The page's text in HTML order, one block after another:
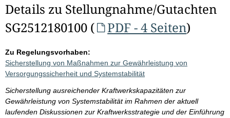
Details zu Stellungnahme/Gutachten
SG2512180100 (
PDF - 4 Seiten)
Zu Regelungsvorhaben:
Sicherstellung von Maßnahmen zur Gewährleistung von
Versorgungssicherheit und Systemstabilität
Sicherstellung ausreichender Kraftwerkskapazitäten zur
Gewährleistung von Systemstabilität im Rahmen der aktuell
laufenden Diskussionen zur Kraftwerksstrategie und der Einführung